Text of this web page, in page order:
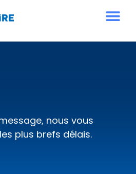
nous vous
plus brefs délais.